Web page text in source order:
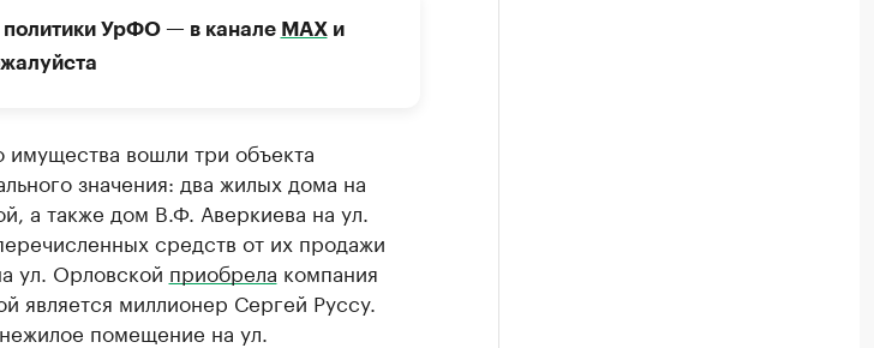
политики УрФО — в канале МАХи
имущества вошли три объекта
значения: два жилых дома на
а также дом В.Ф. Аверкиева на ул.
средств от их продажи
ул. Орловской приобрела компания
является миллионер Сергей Руссу.
помещение на ул.